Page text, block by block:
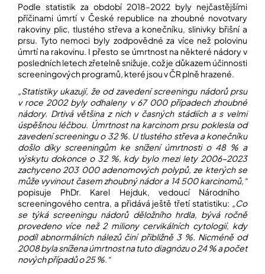
BAZAR
REPASOVANÉ
POMŮCKY
Přihlášení
Podle statistik za období 2018–2022 byly nejčastějšími
příčinami úmrtí v České republice na zhoubné novotvary
rakoviny plic, tlustého střeva a konečníku, slinivky břišní a
prsu. Tyto nemoci byly zodpovědné za více než polovinu
úmrtí na rakovinu. I přesto se úmrtnost na některé nádory v
posledních letech zřetelně snižuje, což je důkazem účinnosti
screeningových programů, které jsou v ČR plně hrazené.
„Statistiky ukazují, že od zavedení screeningu nádorů prsu
v roce 2002 byly odhaleny v 67 000 případech zhoubné
nádory. Drtivá většina z nich v časných stádiích a s velmi
úspěšnou léčbou. Úmrtnost na karcinom prsu poklesla od
zavedení screeningu o 32 %. U tlustého střeva a konečníku
došlo díky screeningům ke snížení úmrtnosti o 48 % a
výskytu dokonce o 32 %, kdy bylo mezi lety 2006-2023
zachyceno 203 000 adenomových polypů, ze kterých se
může vyvinout časem zhoubný nádor a 14 500 karcinomů,“
popisuje PhDr. Karel Hejduk, vedoucí Národního
screeningového centra, a přidává ještě třetí statistiku: „Co
se týká screeningu nádorů děložního hrdla, bývá ročně
provedeno více než 2 miliony cervikálních cytologií, kdy
podíl abnormálních nálezů činí přibližně 3 %. Nicméně od
2008 byla snížena úmrtnost na tuto diagnózu o 24 % a počet
nových případů o 25 %.“
e
m
e